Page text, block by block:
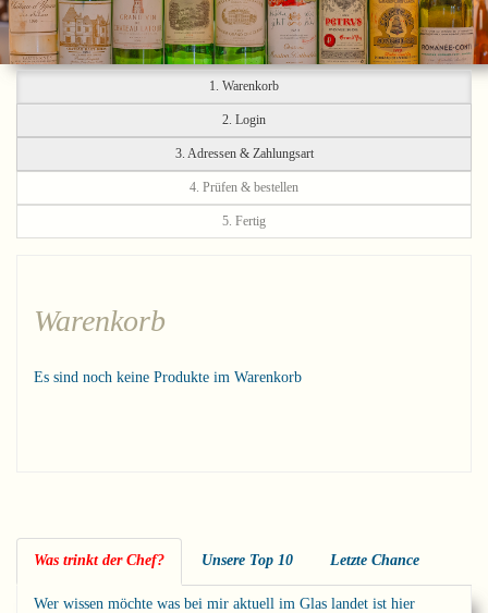
1. Warenkorb
2. Login
3. Adressen & Zahlungsart
4. Prüfen & bestellen
5. Fertig
Warenkorb
Es sind noch keine Produkte im Warenkorb
Was trinkt der Chef? Unsere Top 10 Letzte Chance
Wer wissen möchte was bei mir aktuell im Glas landet ist hier